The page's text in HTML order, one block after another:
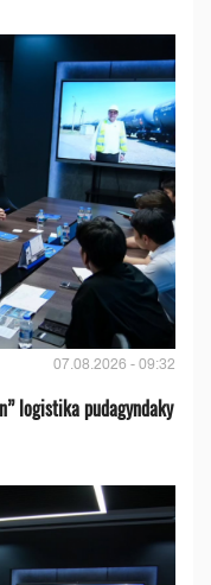
07.08.2026 - 09:32
logistika pudagyndaky